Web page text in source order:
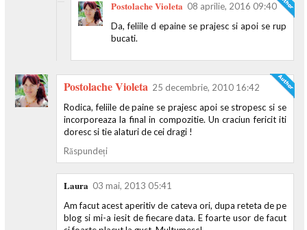
Postolache Violeta 08 aprilie, 2016 09:40
Da, feliile d epaine se prajesc si apoi se rup
bucati.
Postolache Violeta 25 decembrie, 2010 16:42
Rodica, feliile de paine se prajesc apoi se stropesc si se
incorporeaza la final in compozitie. Un craciun fericit iti
doresc si tie alaturi de cei dragi !
Răspundeți
Laura 03 mai, 2013 05:41
Am facut acest aperitiv de cateva ori, dupa reteta de pe
blog si mi-a iesit de fiecare data. E foarte usor de facut